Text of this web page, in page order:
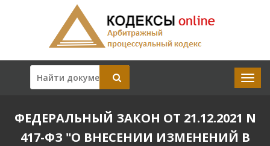
ФЕДЕРАЛЬНЫЙ ЗАКОН ОТ 21.12.2021 N
417-ФЗ "О ВНЕСЕНИИ ИЗМЕНЕНИЙ В